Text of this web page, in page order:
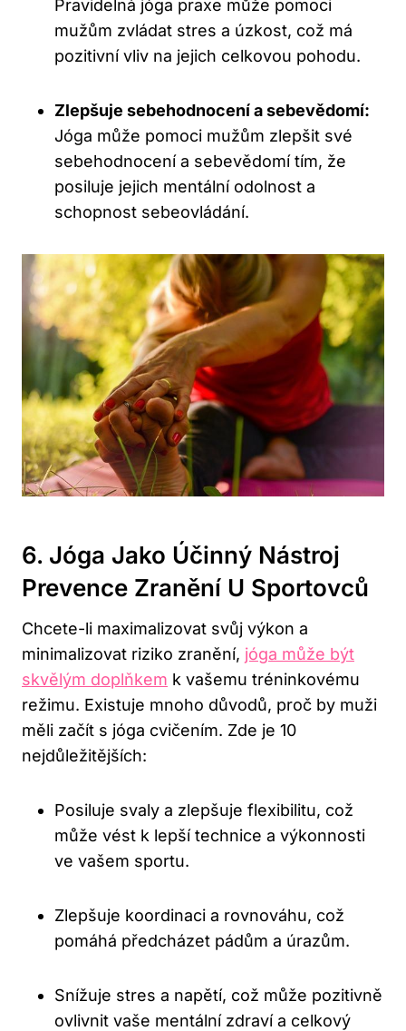
Pravidelná jóga praxe může pomoci
mužům zvládat stres a úzkost, což má
pozitivní vliv na jejich celkovou pohodu.
Zlepšuje sebehodnocení a sebevědomí:
Jóga může pomoci mužům zlepšit své
sebehodnocení a sebevědomí tím, že
posiluje jejich mentální odolnost a
schopnost sebeovládání.
6. Jóga Jako Účinný Nástroj
Prevence Zranění U Sportovců
Chcete-li maximalizovat svůj výkon a
minimalizovat riziko zranění, jóga může být
skvělým doplňkem k vašemu tréninkovému
režimu. Existuje mnoho důvodů, proč by muži
měli začít s jóga cvičením. Zde je 10
nejdůležitějších:
Posiluje svaly a zlepšuje flexibilitu, což
může vést k lepší technice a výkonnosti
ve vašem sportu.
Zlepšuje koordinaci a rovnováhu, což
pomáhá předcházet pádům a úrazům.
Snížuje stres a napětí, což může pozitivně
ovlivnit vaše mentální zdraví a celkový